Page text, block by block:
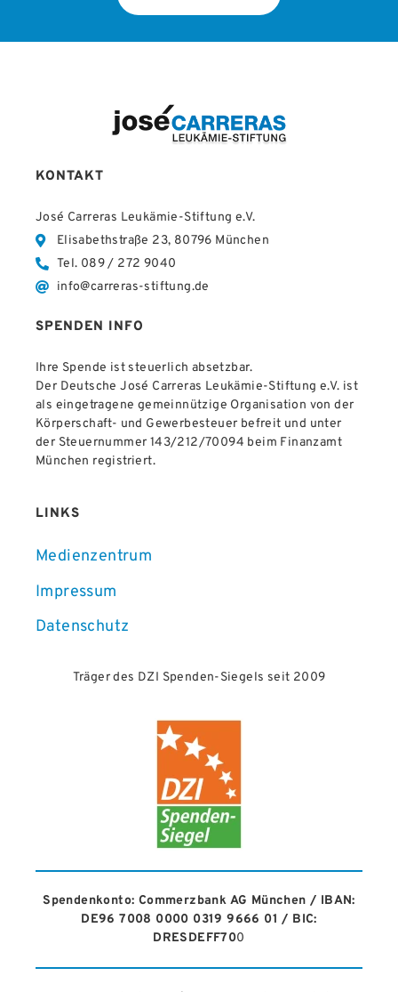
KONTAKT
José Carreras Leukämie-Stiftung e.V.
Elisabethstraße 23, 80796 München
Tel. 089 / 272 9040
info@carreras-stiftung.de
SPENDEN INFO
Ihre Spende ist steuerlich absetzbar.
Der Deutsche José Carreras Leukämie-Stiftung e.V. ist
als eingetragene gemeinnützige Organisation von der
Körperschaft- und Gewerbesteuer befreit und unter
der Steuernummer 143/212/70094 beim Finanzamt
München registriert.
LINKS
Medienzentrum
Impressum
Datenschutz
Träger des DZI Spenden-Siegels seit 2009
Spendenkonto: Commerzbank AG München / IBAN:
DE96 7008 0000 0319 9666 01 / BIC:
DRESDEFF700